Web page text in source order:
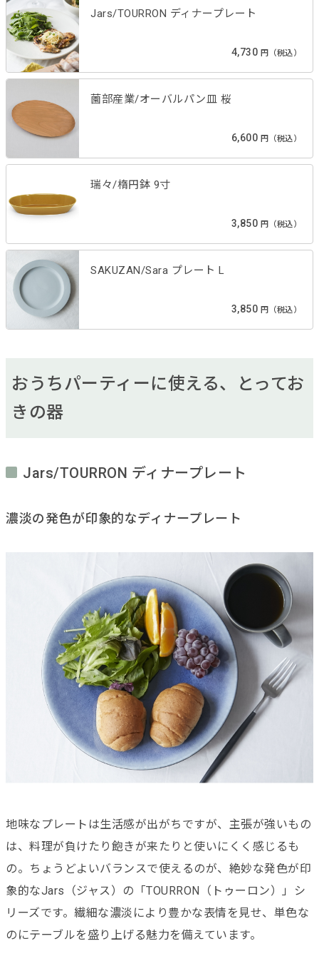
Jars/TOURRON ディナープレート
4,730 円（税込）
薗部産業/オーバルパン皿 桜
6,600 円（税込）
瑞々/楕円鉢 9寸
3,850 円（税込）
SAKUZAN/Sara プレート L
3,850 円（税込）
おうちパーティーに使える、とってお
きの器
Jars/TOURRON ディナープレート
濃淡の発色が印象的なディナープレート
地味なプレートは生活感が出がちですが、主張が強いもの
は、料理が負けたり飽きが来たりと使いにくく感じるも
の。ちょうどよいバランスで使えるのが、絶妙な発色が印
象的なJars（ジャス）の「TOURRON（トゥーロン）」シ
リーズです。繊細な濃淡により豊かな表情を見せ、単色な
のにテーブルを盛り上げる魅力を備えています。